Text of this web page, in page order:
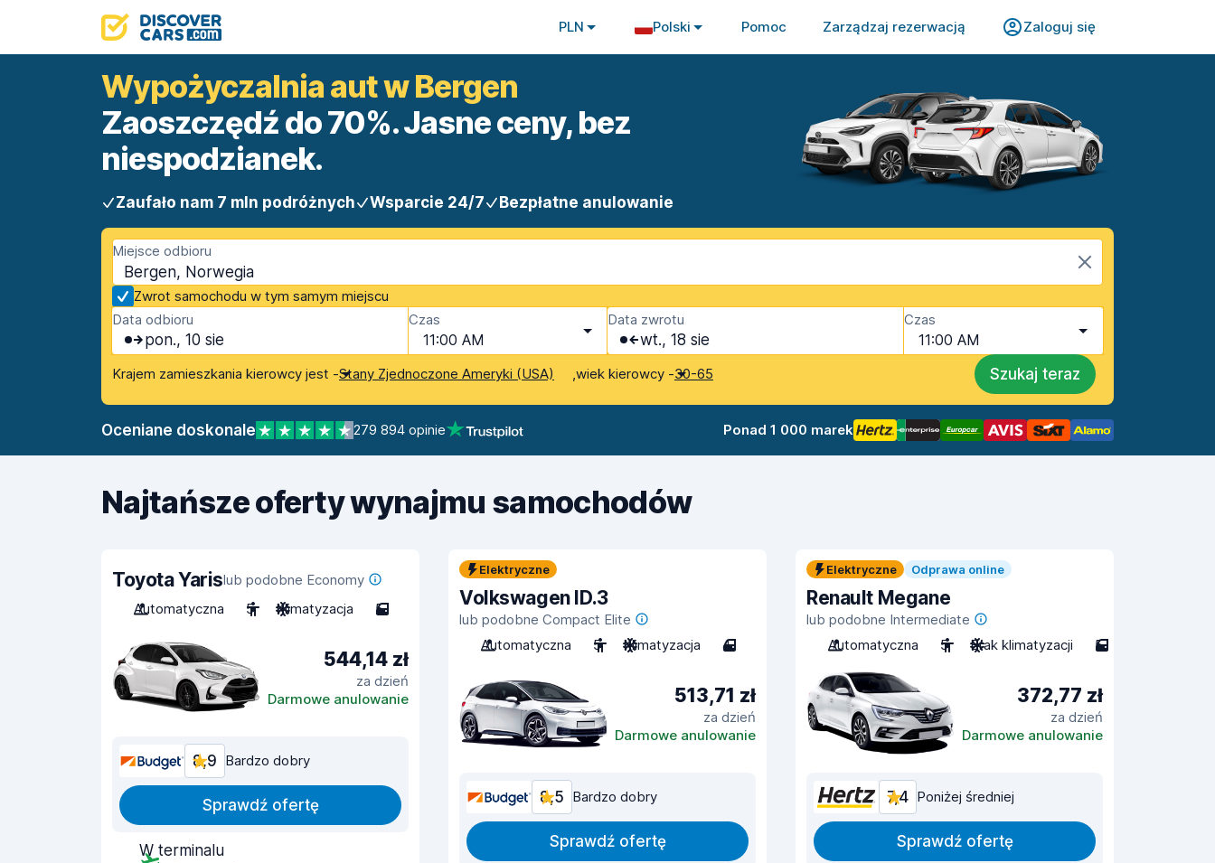
PLN Polski Pomoc Zarządzaj rezerwacją Zaloguj się
Wypożyczalnia aut w Bergen
Zaoszczędź do 70%. Jasne ceny, bez
niespodzianek.
Zaufało nam 7 mln podróżnych Wsparcie 24/7 Bezpłatne anulowanie
Miejsce odbioru
Bergen, Norwegia
Zwrot samochodu w tym samym miejscu
Data odbioru
pon., 10 sie
Czas
11:00 AM
Data zwrotu
wt., 18 sie
Czas
11:00 AM
Krajem zamieszkania kierowcy jest -Stany Zjednoczone Ameryki (USA) ,wiek kierowcy -30-65 Szukaj teraz
Oceniane doskonale 279 894 opinie Ponad 1 000 marek
Najtańsze oferty wynajmu samochodów
Toyota Yarislub podobne Economy
Automatyczna
5 Klimatyzacja 5
544,14 zł
za dzień
Darmowe anulowanie
8,9 Bardzo dobry
Sprawdź ofertę
W terminalu
Elektryczne
Volkswagen ID.3
lub podobne Compact Elite
Automatyczna
5 Klimatyzacja 4
513,71 zł
za dzień
Darmowe anulowanie
8,5 Bardzo dobry
Sprawdź ofertę
Elektryczne Odprawa online
Renault Megane
lub podobne Intermediate
Automatyczna
5 Brak klimatyzacji 5
372,77 zł
za dzień
Darmowe anulowanie
7,4 Poniżej średniej
Sprawdź ofertę